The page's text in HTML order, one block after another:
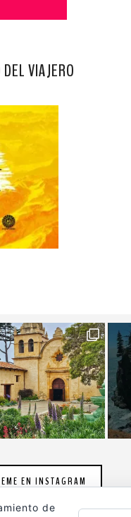
VIAJERO
EN INSTAGRAM
de